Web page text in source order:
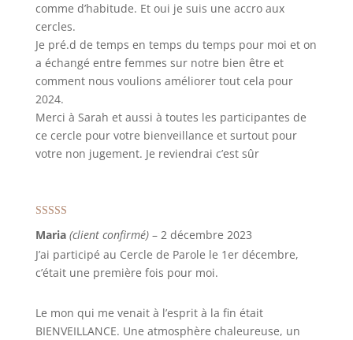
comme d’habitude. Et oui je suis une accro aux
cercles.
Je pré.d de temps en temps du temps pour moi et on
a échangé entre femmes sur notre bien être et
comment nous voulions améliorer tout cela pour
2024.
Merci à Sarah et aussi à toutes les participantes de
ce cercle pour votre bienveillance et surtout pour
votre non jugement. Je reviendrai c’est sûr
Maria (client confirmé) – 2 décembre 2023
J’ai participé au Cercle de Parole le 1er décembre,
c’était une première fois pour moi.
Le mon qui me venait à l’esprit à la fin était
BIENVEILLANCE. Une atmosphère chaleureuse, un